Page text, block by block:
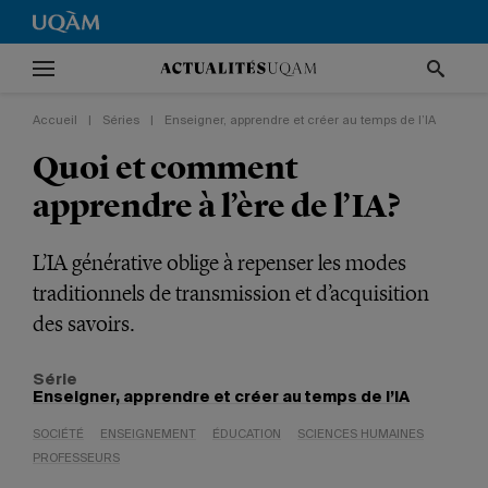
Accueil Séries Enseigner, apprendre et créer au temps de l’IA
Quoi et comment
apprendre à l’ère de l’IA?
L’IA générative oblige à repenser les modes
traditionnels de transmission et d’acquisition
des savoirs.
Série
Enseigner, apprendre et créer au temps de l’IA
SOCIÉTÉ ENSEIGNEMENT ÉDUCATION
SCIENCES HUMAINES
PROFESSEURS